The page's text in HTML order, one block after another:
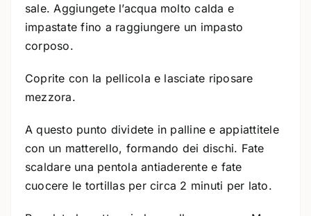
sale. Aggiungete l’acqua molto calda e
impastate fino a raggiungere un impasto
corposo.
Coprite con la pellicola e lasciate riposare
mezzora.
A questo punto dividete in palline e appiattitele
con un matterello, formando dei dischi. Fate
scaldare una pentola antiaderente e fate
cuocere le tortillas per circa 2 minuti per lato.